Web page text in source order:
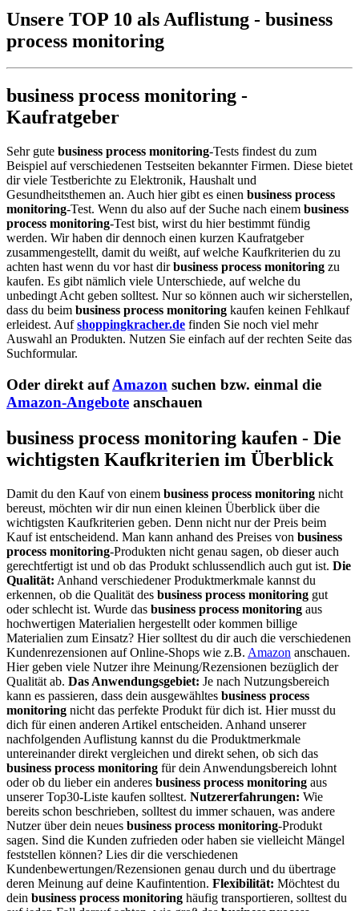
Unsere TOP 10 als Auflistung - business
process monitoring
business process monitoring -
Kaufratgeber
Sehr gute business process monitoring-Tests findest du zum
Beispiel auf verschiedenen Testseiten bekannter Firmen. Diese bietet
dir viele Testberichte zu Elektronik, Haushalt und
Gesundheitsthemen an. Auch hier gibt es einen business process
monitoring-Test. Wenn du also auf der Suche nach einem business
process monitoring-Test bist, wirst du hier bestimmt fündig
werden. Wir haben dir dennoch einen kurzen Kaufratgeber
zusammengestellt, damit du weißt, auf welche Kaufkriterien du zu
achten hast wenn du vor hast dirbusiness process monitoring zu
kaufen. Es gibt nämlich viele Unterschiede, auf welche du
unbedingt Acht geben solltest. Nur so können auch wir sicherstellen,
dass du beim business process monitoring kaufen keinen Fehlkauf
erleidest. Aufshoppingkracher.de finden Sie noch viel mehr
Auswahl an Produkten. Nutzen Sie einfach auf der rechten Seite das
Suchformular.
Oder direkt aufAmazon suchen bzw. einmal die
Amazon-Angebote anschauen
business process monitoring kaufen - Die
wichtigsten Kaufkriterien im Überblick
Damit du den Kauf von einem business process monitoring nicht
bereust, möchten wir dir nun einen kleinen Überblick über die
wichtigsten Kaufkriterien geben. Denn nicht nur der Preis beim
Kauf ist entscheidend. Man kann anhand des Preises von business
process monitoring-Produkten nicht genau sagen, ob dieser auch
gerechtfertigt ist und ob das Produkt schlussendlich auch gut ist. Die
Qualität: Anhand verschiedener Produktmerkmale kannst du
erkennen, ob die Qualität des business process monitoring gut
oder schlecht ist. Wurde das business process monitoring aus
hochwertigen Materialien hergestellt oder kommen billige
Materialien zum Einsatz? Hier solltest du dir auch die verschiedenen
Kundenrezensionen auf Online-Shops wie z.B. Amazon anschauen.
Hier geben viele Nutzer ihre Meinung/Rezensionen bezüglich der
Qualität ab. Das Anwendungsgebiet: Je nach Nutzungsbereich
kann es passieren, dass dein ausgewähltes business process
monitoring nicht das perfekte Produkt für dich ist. Hier musst du
dich für einen anderen Artikel entscheiden. Anhand unserer
nachfolgenden Auflistung kannst du die Produktmerkmale
untereinander direkt vergleichen und direkt sehen, ob sich das
business process monitoring für dein Anwendungsbereich lohnt
oder ob du lieber ein anderes business process monitoring aus
unserer Top30-Liste kaufen solltest. Nutzererfahrungen: Wie
bereits schon beschrieben, solltest du immer schauen, was andere
Nutzer über dein neues business process monitoring-Produkt
sagen. Sind die Kunden zufrieden oder haben sie vielleicht Mängel
feststellen können? Lies dir die verschiedenen
Kundenbewertungen/Rezensionen genau durch und du übertrage
deren Meinung auf deine Kaufintention. Flexibilität: Möchtest du
dein business process monitoring häufig transportieren, solltest du